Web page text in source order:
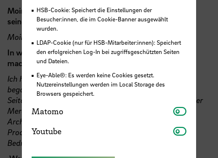
Moin Alex, danke dass du dir die Zeit für den ISMI und
seine Studierenden nimmst.
Moin, sehr gerne :)
In welchem Zeitraum hast du ISMI studiert und was
machst du aktuell beruflich?
Ich habe im Wintersemester 2014/15 mein Studium
begonnen und im Mai 2018 erfolgreich abgeschlossen.
Seitdem arbeite ich im Bereich der Cyber Security bei der
Mercedes-Benz AG, aktuell als Shopfloor Security
Architect für die Absicherung unserer globalen
Produktions- und Logistikstandorte gegen Cyber-
Bedrohungen.
HSB-Cookie: Speichert die Einstellungen der
Besucher:innen, die im Cookie-Banner ausgewählt
wurden.
LDAP-Cookie (nur für HSB-Mitarbeiter:innen): Speichert
den erfolgreichen Log-In bei zugriffsgeschützten Seiten
und Dateien.
Eye-Able®: Es werden keine Cookies gesetzt.
Nutzereinstellungen werden im Local Storage des
Browsers gespeichert.
Matomo Matomo
Youtube Youtube